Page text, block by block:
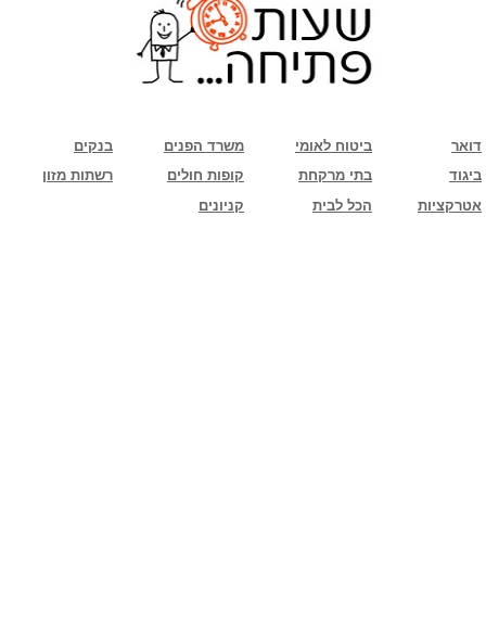
בנקים משרד הפנים ביטוח לאומי
דואר
רשתות מזון
קופות חולים בתי מרקחת
ביגוד
קניונים
הכל לבית אטרקציות